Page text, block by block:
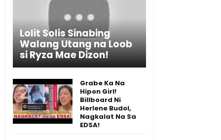
Lolit Solis Sinabing
Walang Utang na Loob
si Ryza Mae Dizon!
Grabe Ka Na
Hipon Girl!
Billboard Ni
Herlene Budol,
Nagkalat Na Sa
EDSA!